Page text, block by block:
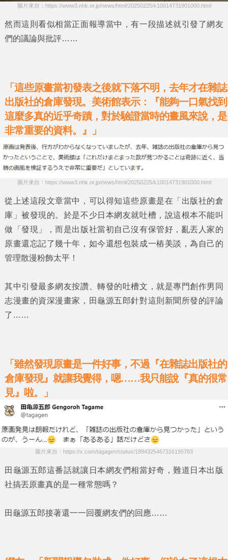
圖片來自：https://www3.nhk.or.jp/news/html/20250225/k10014731901000.html
然而這則看似相當正面報導當中，有一段描述就引發了網友
們的議論與批評……
「這些原畫當初發表之後就下落不明，去年才在雜誌
出版社的倉庫發現。美術館表示：『能夠一口氣找到
這麼多真的近乎奇蹟，對於驗證當時的畫風來說，是
非常重要的資料。』」
圖片來自：https://www3.nhk.or.jp/news/html/20250225/k10014731901000.html
從上述這段文章當中，可以得知這些原畫是在 「出版社的倉
庫」被發現的。於是不少日本網友就吐槽，說這根本不能叫
做 「發現」
，而是出版社當初自己沒有保管好，亂丟人家的
原畫還忘記了幾十年，如今還想包裝成一樁美談，為自己的
管理散漫粉飾太平！
其中引發最多網友按讚、轉發的吐槽文，就是專門創作男同
志漫畫的資深漫畫家， 田龜源五郎針對這則新聞所發的評論
了……
「雖然發現原畫是一件好事，不過『在雜誌出版社的
倉庫發現』就讓我覺得，嗯……我只能說『真的很常
見』啦。
」
圖片來自：https://x.com/tagagen/status/1894325467316195783
田龜源五郎這番話就讓日本網友們相當好奇，難道日本出版
社搞丟原畫真的是一種常態嗎？
田龜源五郎接著還一一回覆網友們的回應……